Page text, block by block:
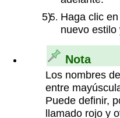
Haga clic
nuevo estilo
Nota
Los nombres
entre
Puede definir,
llamado rojo y